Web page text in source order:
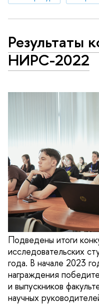
Результаты
НИРС-2022
Подведены итоги
исследовательских
года. В начале 2023
награждения
и выпускников
научных